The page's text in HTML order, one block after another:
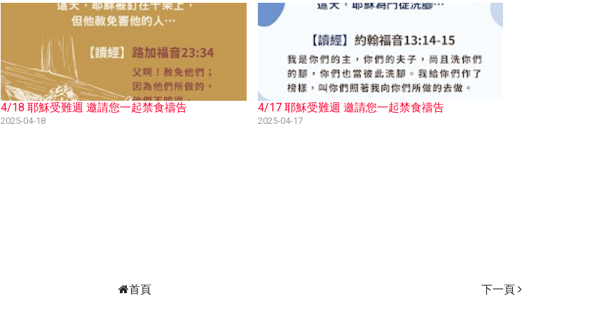
4/18 耶穌受難週 邀請您一起禁食禱告
2025-04-18
4/17 耶穌受難週 邀請您一起禁食禱告
2025-04-17
下一頁
首頁